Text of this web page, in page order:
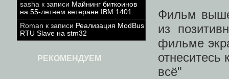
sasha к записи Майнинг биткоинов
на 55-летнем ветеране IBM 1401
Roman к записи Реализация ModBus
RTU Slave на stm32
РЕКОМЕНДУЕМ
Фильм
из
фильме
отнеситесь
всё"